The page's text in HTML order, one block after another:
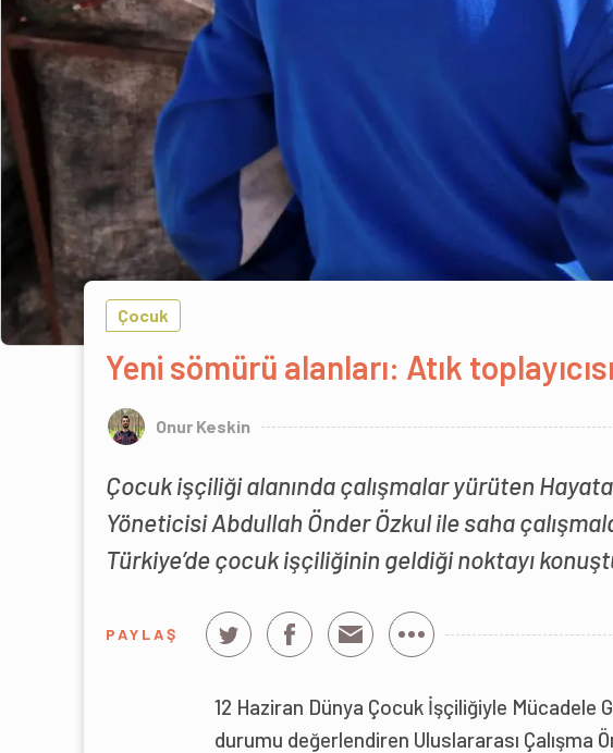
Çocuk
Yeni sömürü alanları: Atık
Onur Keskin
Çocuk işçiliği alanında çalışmalar yürüten
Yöneticisi Abdullah Önder Özkul ile saha
Türkiye’de çocuk işçiliğinin geldiği noktayı
PAYLAŞ
12 Haziran Dünya Çocuk İşçiliğiyle
durumu değerlendiren Uluslararası Çalışma